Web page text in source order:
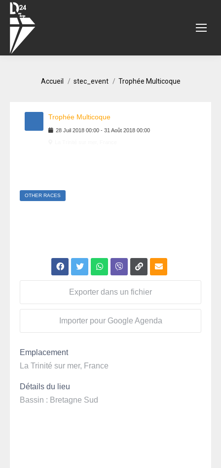
Accueil stec_event Trophée Multicoque
Trophée Multicoque
28 Juil 2018 00:00 - 31 Août 2018 00:00
OTHER RACES
Exporter dans un fichier
Importer pour Google Agenda
Emplacement
La Trinité sur mer, France
Détails du lieu
Bassin : Bretagne Sud